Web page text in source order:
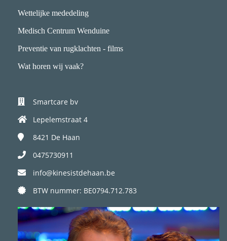
Wettelijke mededeling
Medisch Centrum Wenduine
Preventie van rugklachten - films
Wat horen wij vaak?
Smartcare bv
Lepelemstraat 4
8421 De Haan
0475730911
info@kinesistdehaan.be
BTW nummer: BE0794.712.783